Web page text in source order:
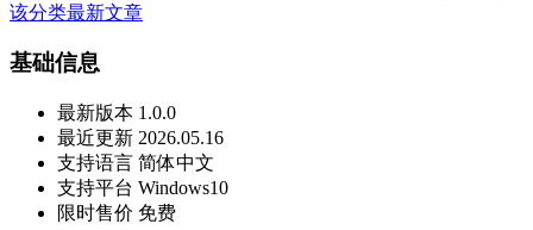
该分类最新文章
基础信息
最新版本 1.0.0
最近更新 2026.05.16
支持语言 简体中文
支持平台 Windows10
限时售价 免费